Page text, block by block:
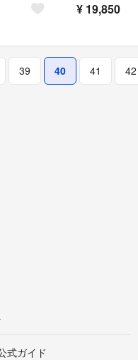
¥ 19,850
39 40 41 42
式ガイド